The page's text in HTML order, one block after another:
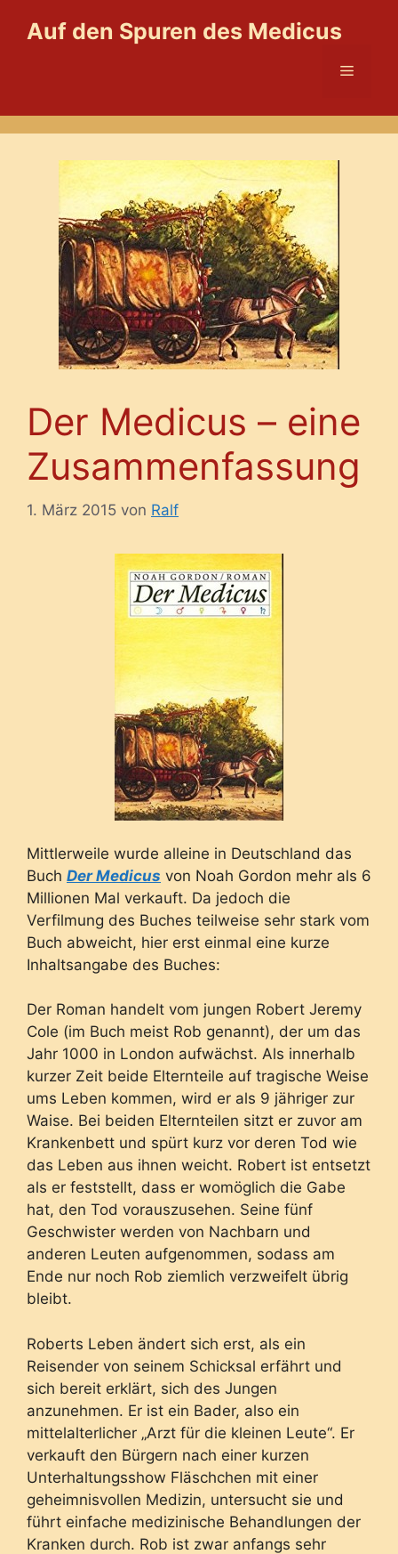
InhaltAuf den Spuren des Medicus
Menü
Der Medicus – eine
Zusammenfassung
1. März 2015 von Ralf
Mittlerweile wurde alleine in Deutschland das
Buch Der Medicus von Noah Gordon mehr als 6
Millionen Mal verkauft. Da jedoch die
Verfilmung des Buches teilweise sehr stark vom
Buch abweicht, hier erst einmal eine kurze
Inhaltsangabe des Buches:
Der Roman handelt vom jungen Robert Jeremy
Cole (im Buch meist Rob genannt), der um das
Jahr 1000 in London aufwächst. Als innerhalb
kurzer Zeit beide Elternteile auf tragische Weise
ums Leben kommen, wird er als 9 jähriger zur
Waise. Bei beiden Elternteilen sitzt er zuvor am
Krankenbett und spürt kurz vor deren Tod wie
das Leben aus ihnen weicht. Robert ist entsetzt
als er feststellt, dass er womöglich die Gabe
hat, den Tod vorauszusehen. Seine fünf
Geschwister werden von Nachbarn und
anderen Leuten aufgenommen, sodass am
Ende nur noch Rob ziemlich verzweifelt übrig
bleibt.
Roberts Leben ändert sich erst, als ein
Reisender von seinem Schicksal erfährt und
sich bereit erklärt, sich des Jungen
anzunehmen. Er ist ein Bader, also ein
mittelalterlicher „Arzt für die kleinen Leute“. Er
verkauft den Bürgern nach einer kurzen
Unterhaltungsshow Fläschchen mit einer
geheimnisvollen Medizin, untersucht sie und
führt einfache medizinische Behandlungen der
Kranken durch. Rob ist zwar anfangs sehr